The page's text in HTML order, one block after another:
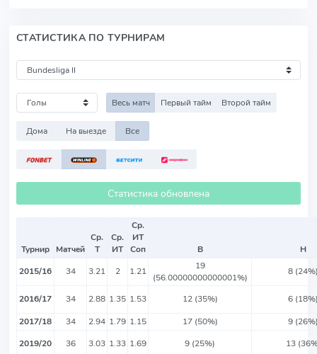
СТАТИСТИКА ПО ТУРНИРАМ
Весь матч Первый тайм Второй тайм
Дома На выезде Все
Статистика обновлена
Турнир Матчей
Ср.
Т
Ср.
ИТ
Ср.
ИТ
Соп
В
Н
2015/16
34 3.21 2 1.21
19
(56.00000000000001%)
8
2016/17 34 2.88 1.35 1.53 12 (35%)
6
2017/18
34 2.94 1.79 1.15 17 (50%)
9
2019/20
36 3.03 1.33 1.69 9 (25%) 13